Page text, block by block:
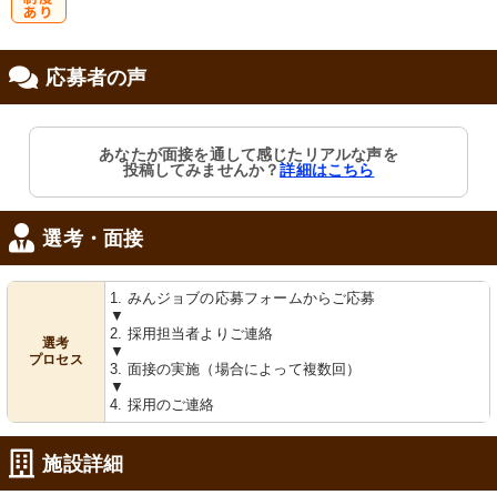
応募者の声
あなたが面接を通して感じたリアルな声を
投稿してみませんか？詳細はこちら
選考・面接
選考
プロセス
1. みんジョブの応募フォームからご応募
▼
2. 採用担当者よりご連絡
▼
3. 面接の実施（場合によって複数回）
▼
4. 採用のご連絡
施設詳細